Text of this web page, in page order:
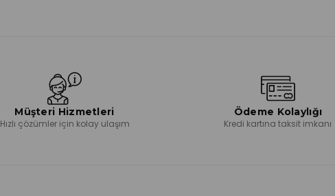
Müşteri Hizmetleri
Hızlı çözümler için kolay ulaşım
Ödeme Kolaylığı
Kredi kartına taksit imkanı